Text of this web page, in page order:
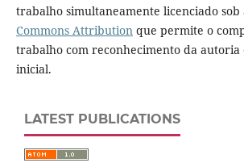
trabalho simultaneamente licenciado sob
Commons Attributionque permite o
trabalho com reconhecimento da autoria
inicial.
LATEST PUBLICATIONS